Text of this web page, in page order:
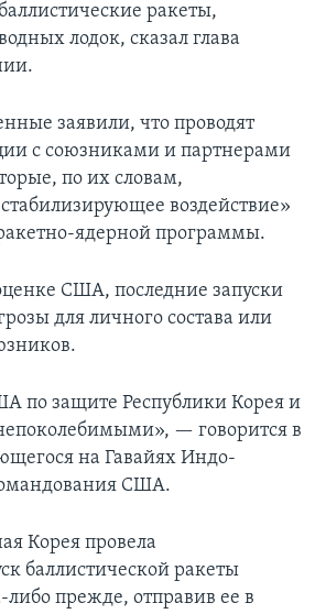
ракеты,
лодок, сказал глава
заявили, что проводят
с союзниками и партнерами
по их словам,
воздействие»
ядерной программы.
США, последние запуски
для личного состава или
по защите Республики Корея и
— говорится в
на Гавайях Индо-
США.
Корея провела
баллистической ракеты
прежде, отправив ее в